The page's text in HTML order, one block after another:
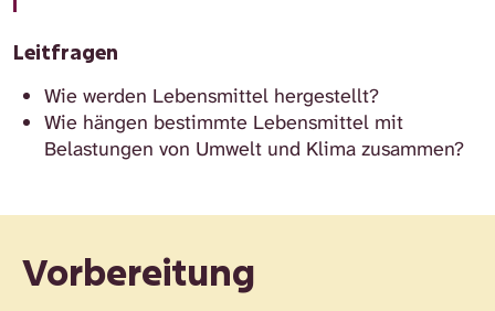
Leitfragen
Wie werden Lebensmittel hergestellt?
Wie hängen bestimmte Lebensmittel mit
Belastungen von Umwelt und Klima zusammen?
Vorbereitung